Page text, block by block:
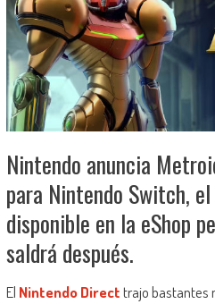
Nintendo anuncia
para Nintendo Switch,
disponible en la eShop
saldrá después.
El Nintendo Directtrajo bastantes